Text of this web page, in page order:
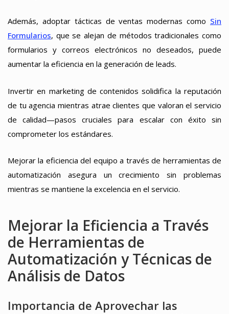
Además, adoptar tácticas de ventas modernas como Sin
Formularios, que se alejan de métodos tradicionales como
formularios y correos electrónicos no deseados, puede
aumentar la eficiencia en la generación de leads.
Invertir en marketing de contenidos solidifica la reputación
de tu agencia mientras atrae clientes que valoran el servicio
de calidad—pasos cruciales para escalar con éxito sin
comprometer los estándares.
Mejorar la eficiencia del equipo a través de herramientas de
automatización asegura un crecimiento sin problemas
mientras se mantiene la excelencia en el servicio.
Mejorar la Eficiencia a Través
de Herramientas de
Automatización y Técnicas de
Análisis de Datos
Importancia de Aprovechar las